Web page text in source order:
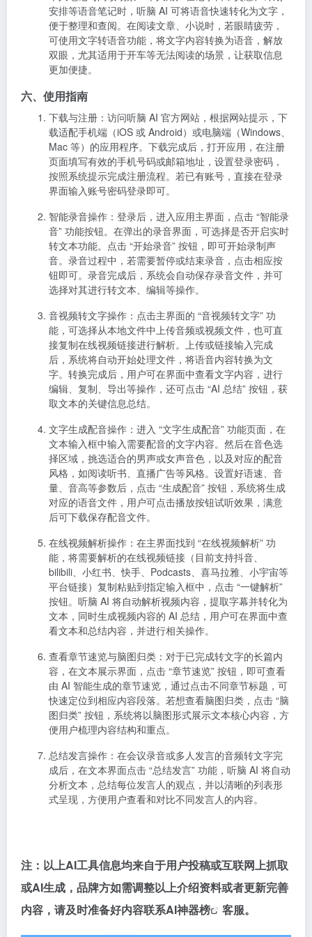
安排等语音笔记时，听脑 AI 可将语音快速转化为文字，
便于整理和查阅。在阅读文章、小说时，若眼睛疲劳，
可使用文字转语音功能，将文字内容转换为语音，解放
双眼，尤其适用于开车等无法阅读的场景，让获取信息
更加便捷。
六、使用指南
下载与注册 ：访问听脑 AI 官方网站，根据网站提示，下
载适配手机端（iOS 或 Android）或电脑端（Windows、
Mac 等）的应用程序。下载完成后，打开应用，在注册
页面填写有效的手机号码或邮箱地址，设置登录密码，
按照系统提示完成注册流程。若已有账号，直接在登录
界面输入账号密码登录即可。
智能录音操作 ：登录后，进入应用主界面，点击 “智能录
音” 功能按钮。在弹出的录音界面，可选择是否开启实时
转文本功能。点击 “开始录音” 按钮，即可开始录制声
音。录音过程中，若需要暂停或结束录音，点击相应按
钮即可。录音完成后，系统会自动保存录音文件，并可
选择对其进行转文本、编辑等操作。
音视频转文字操作 ：点击主界面的 “音视频转文字” 功
能，可选择从本地文件中上传音频或视频文件，也可直
接复制在线视频链接进行解析。上传或链接输入完成
后，系统将自动开始处理文件，将语音内容转换为文
字。转换完成后，用户可在界面中查看文字内容，进行
编辑、复制、导出等操作，还可点击 “AI 总结” 按钮，获
取文本的关键信息总结。
文字生成配音操作 ：进入 “文字生成配音” 功能页面，在
文本输入框中输入需要配音的文字内容。然后在音色选
择区域，挑选适合的男声或女声音色，以及对应的配音
风格，如阅读听书、直播广告等风格。设置好语速、音
量、音高等参数后，点击 “生成配音” 按钮，系统将生成
对应的语音文件，用户可点击播放按钮试听效果，满意
后可下载保存配音文件。
在线视频解析操作 ：在主界面找到 “在线视频解析” 功
能，将需要解析的在线视频链接（目前支持抖音、
bilibili、小红书、快手、Podcasts、喜马拉雅、小宇宙等
平台链接）复制粘贴到指定输入框中，点击 “一键解析”
按钮。听脑 AI 将自动解析视频内容，提取字幕并转化为
文本，同时生成视频内容的 AI 总结，用户可在界面中查
看文本和总结内容，并进行相关操作。
查看章节速览与脑图归类 ：对于已完成转文字的长篇内
容，在文本展示界面，点击 “章节速览” 按钮，即可查看
由 AI 智能生成的章节速览，通过点击不同章节标题，可
快速定位到相应内容段落。若想查看脑图归类，点击 “脑
图归类” 按钮，系统将以脑图形式展示文本核心内容，方
便用户梳理内容结构和重点。
总结发言操作 ：在会议录音或多人发言的音频转文字完
成后，在文本界面点击 “总结发言” 功能，听脑 AI 将自动
分析文本，总结每位发言人的观点，并以清晰的列表形
式呈现，方便用户查看和对比不同发言人的内容。
注：以上AI工具信息均来自于用户投稿或互联网上抓取
或AI生成，品牌方如需调整以上介绍资料或者更新完善
内容，请及时准备好内容联系AI神器榜 客服。